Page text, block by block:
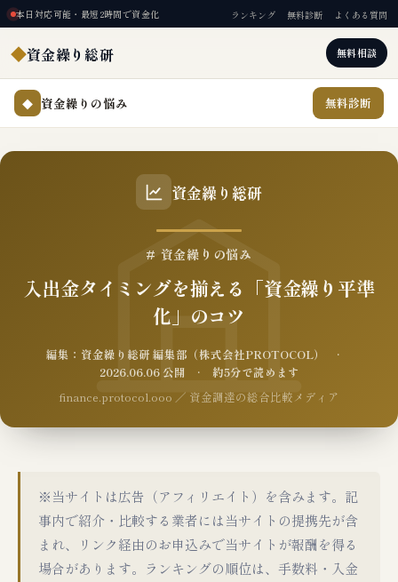
本日対応可能・最短2時間で資金化 ランキング 無料診断 よくある質問
◆資金繰り総研 無料相談
◆ 資金繰りの悩み 無料診断
資金繰り総研
# 資金繰りの悩み
入出金タイミングを揃える「資金繰り平準
化」のコツ
編集：資金繰り総研 編集部（株式会社PROTOCOL） ·
2026.06.06 公開 · 約5分で読めます
finance.protocol.ooo ／ 資金調達の総合比較メディア
※当サイトは広告（アフィリエイト）を含みます。記
事内で紹介・比較する業者には当サイトの提携先が含
まれ、リンク経由のお申込みで当サイトが報酬を得る
場合があります。ランキングの順位は、手数料・入金